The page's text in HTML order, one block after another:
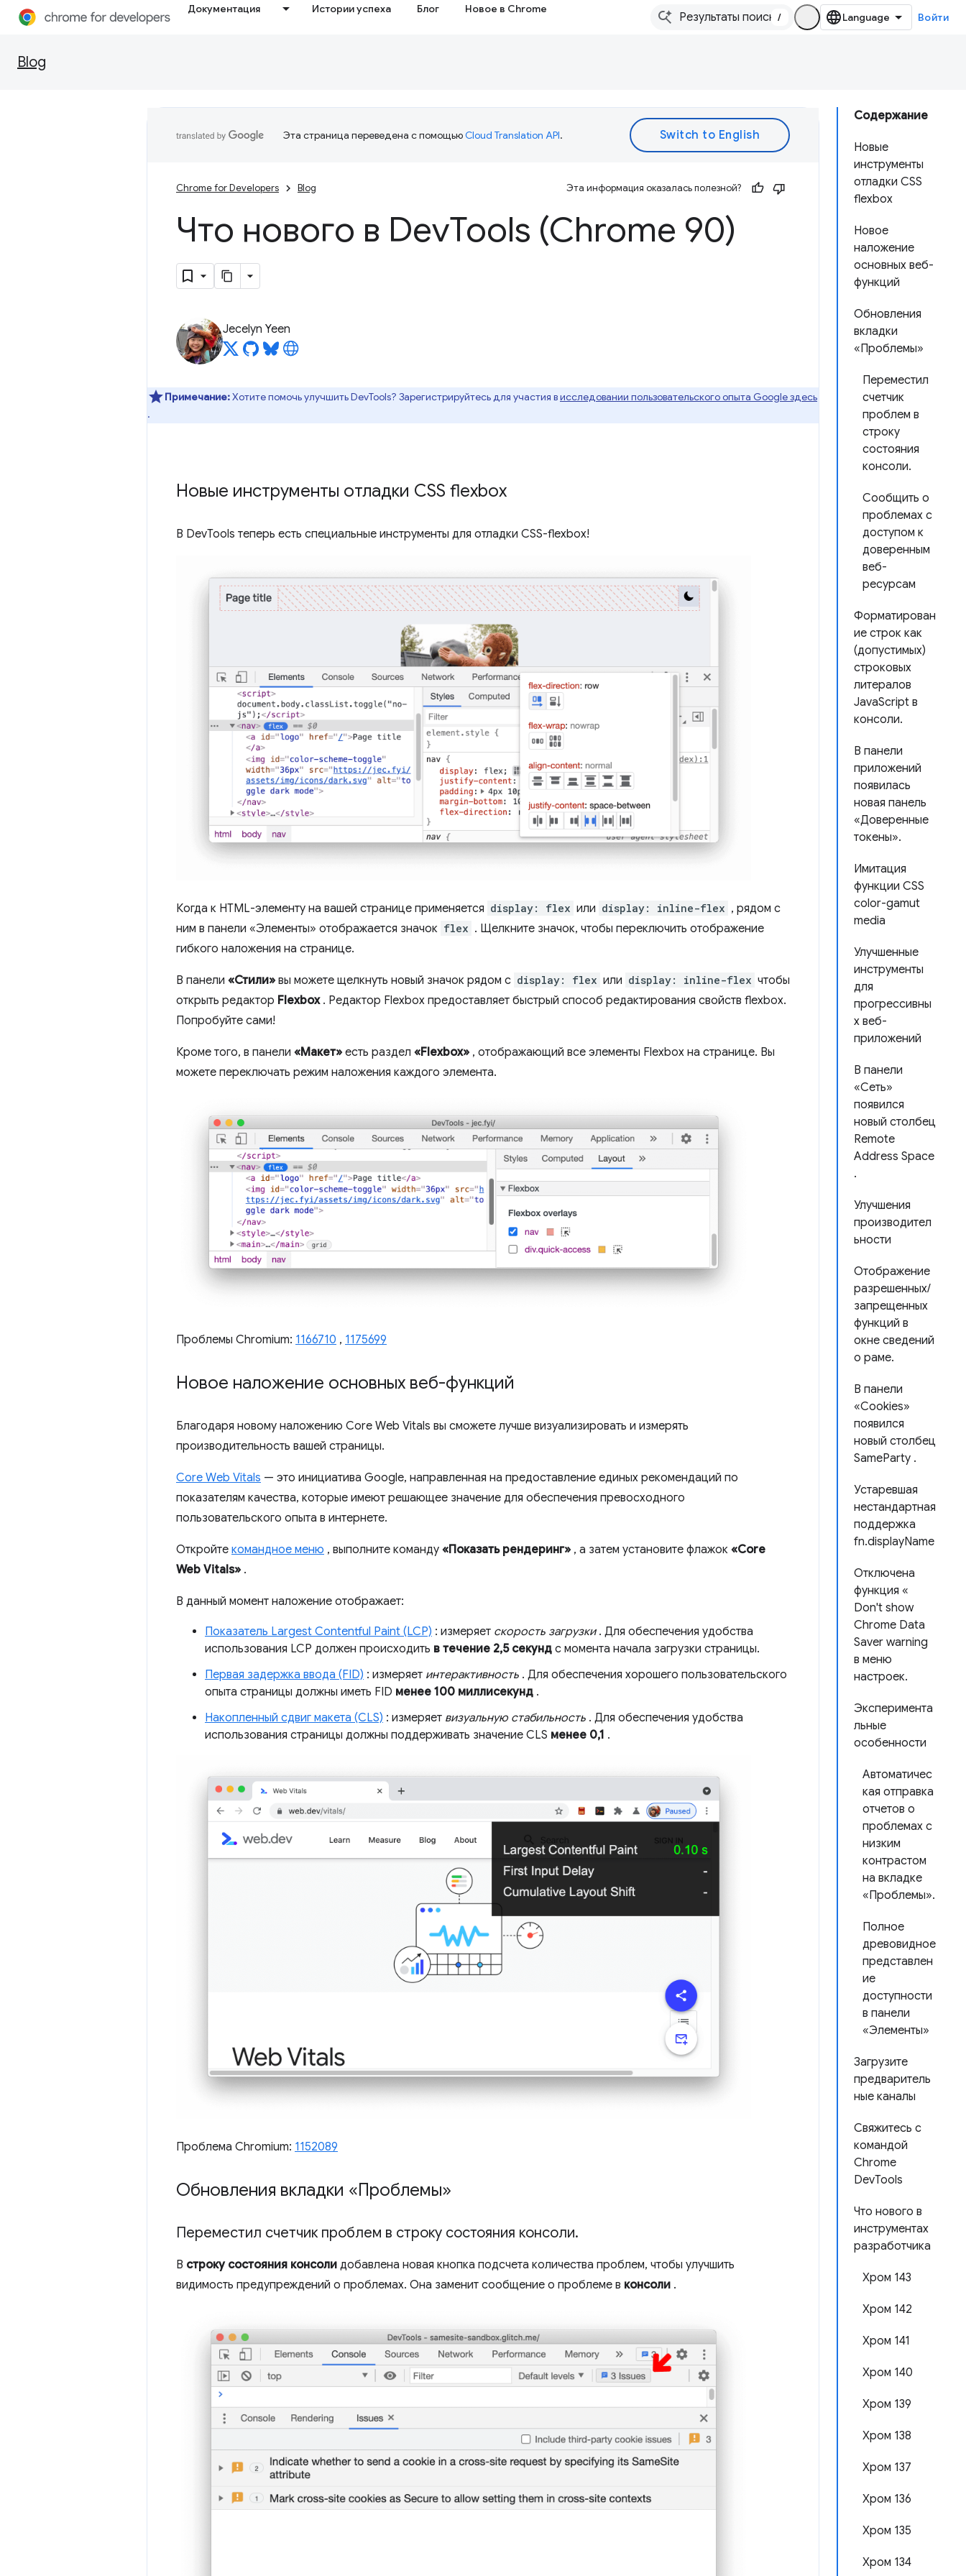
Документация Истории успеха Блог Новое в Chrome
/ Войти
Blog
Содержание
Новые
инструменты
отладки CSS
flexbox
Новое
наложение
основных веб-
функций
Обновления
вкладки
«Проблемы»
Переместил
счетчик
проблем в
строку
состояния
консоли.
Сообщить о
проблемах с
доступом к
доверенным
веб-
ресурсам
Форматирован
ие строк как
(допустимых)
строковых
литералов
JavaScript в
консоли.
В панели
приложений
появилась
новая панель
«Доверенные
токены».
Имитация
функции CSS
color-gamut
media
Улучшенные
инструменты
для
прогрессивны
х веб-
приложений
В панели
«Сеть»
появился
новый столбец
Remote
Address Space
.
Улучшения
производител
ьности
Отображение
разрешенных/
запрещенных
функций в
окне сведений
о раме.
В панели
«Cookies»
появился
новый столбец
SameParty .
Устаревшая
нестандартная
поддержка
fn.displayName
Отключена
функция «
Don't show
Chrome Data
Saver warning
в меню
настроек.
Эксперимента
льные
особенности
Автоматичес
кая отправка
отчетов о
проблемах с
низким
контрастом
на вкладке
«Проблемы».
Полное
древовидное
представлен
ие
доступности
в панели
«Элементы»
Загрузите
предваритель
ные каналы
Свяжитесь с
командой
Chrome
DevTools
Что нового в
инструментах
разработчика
Хром 143
Хром 142
Хром 141
Хром 140
Хром 139
Хром 138
Хром 137
Хром 136
Хром 135
Хром 134
Эта страница переведена с помощьюCloud Translation API.
Chrome for Developers Blog Эта информация оказалась полезной?
Что нового в DevTools (Chrome 90)
Jecelyn Yeen
Примечание:Хотите помочь улучшить DevTools? Зарегистрируйтесь для участия висследовании пользовательского опыта Google здесь
.
Новые инструменты отладки CSS flexbox
В DevTools теперь есть специальные инструменты для отладки CSS-flexbox!
Когда к HTML-элементу на вашей странице применяется display: flex или display: inline-flex , рядом с
ним в панели «Элементы» отображается значок flex . Щелкните значок, чтобы переключить отображение
гибкого наложения на странице.
В панели «Стили» вы можете щелкнуть новый значок рядом с display: flex или display: inline-flex чтобы
открыть редактор Flexbox. Редактор Flexbox предоставляет быстрый способ редактирования свойств flexbox.
Попробуйте сами!
Кроме того, в панели «Макет» есть раздел «Flexbox» , отображающий все элементы Flexbox на странице. Вы
можете переключать режим наложения каждого элемента.
Проблемы Chromium: 1166710 , 1175699
Новое наложение основных веб-функций
Благодаря новому наложению Core Web Vitals вы сможете лучше визуализировать и измерять
производительность вашей страницы.
Core Web Vitals — это инициатива Google, направленная на предоставление единых рекомендаций по
показателям качества, которые имеют решающее значение для обеспечения превосходного
пользовательского опыта в интернете.
Откройте командное меню , выполните команду «Показать рендеринг» , а затем установите флажок «Core
Web Vitals» .
В данный момент наложение отображает:
Показатель Largest Contentful Paint (LCP) : измеряет скорость загрузки. Для обеспечения удобства
использования LCP должен происходить в течение 2,5 секунд с момента начала загрузки страницы.
Первая задержка ввода (FID) : измеряет интерактивность . Для обеспечения хорошего пользовательского
опыта страницы должны иметь FID менее 100 миллисекунд .
Накопленный сдвиг макета (CLS) : измеряет визуальную стабильность . Для обеспечения удобства
использования страницы должны поддерживать значение CLS менее 0,1 .
Проблема Chromium: 1152089
Обновления вкладки «Проблемы»
Переместил счетчик проблем в строку состояния консоли.
В строку состояния консоли добавлена ​​новая кнопка подсчета количества проблем, чтобы улучшить
видимость предупреждений о проблемах. Она заменит сообщение о проблеме в консоли .